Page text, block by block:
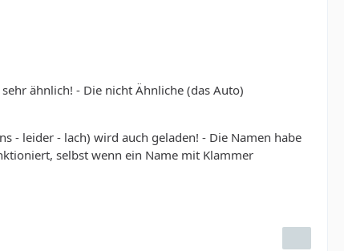
ähnlich! - Die nicht Ähnliche (das Auto)
- leider - lach) wird auch geladen! - Die Namen habe
selbst wenn ein Name mit Klammer